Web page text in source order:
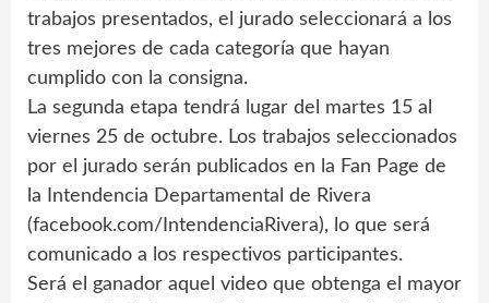
trabajos presentados, el jurado seleccionará a los
tres mejores de cada categoría que hayan
cumplido con la consigna.
La segunda etapa tendrá lugar del martes 15 al
viernes 25 de octubre. Los trabajos seleccionados
por el jurado serán publicados en la Fan Page de
la Intendencia Departamental de Rivera
(facebook.com/IntendenciaRivera), lo que será
comunicado a los respectivos participantes.
Será el ganador aquel video que obtenga el mayor